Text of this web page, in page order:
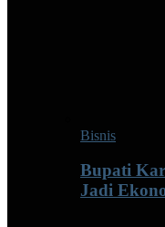
Bisnis
Bupati
Jadi